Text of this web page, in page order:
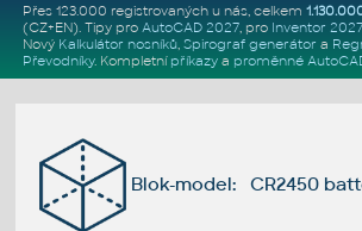
Přes 123.000 registrovaných u nás, celkem
(CZ+EN). Tipy pro AutoCAD 2027, pro Inventor 2027
Nový Kalkulátor nosníků, Spirograf generátor a
Převodníky. Kompletní příkazya proměnné
Blok-model: CR2450